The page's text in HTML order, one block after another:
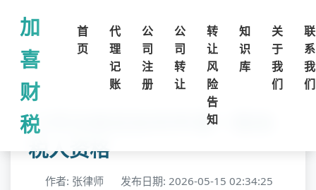
加
喜
财
税
首
页
代
理
记
账
公
司
注
册
公
司
转
让
转
让
风
险
告
知
知
识
库
关
于
我
们
联
系
我
们
公司注册后如何申请一般纳
税人资格
作者: 张律师
发布日期: 2026-05-15 02:34:25